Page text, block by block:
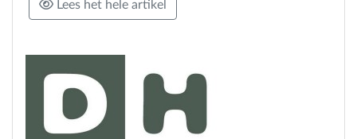
Lees het hele artikel